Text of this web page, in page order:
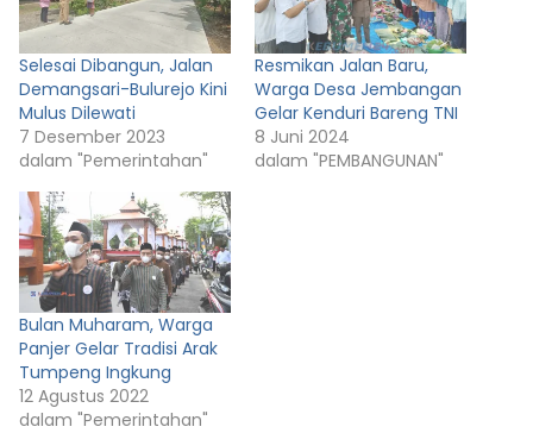
Selesai Dibangun, Jalan
Demangsari-Bulurejo Kini
Mulus Dilewati
7 Desember 2023
dalam "Pemerintahan"
Resmikan Jalan Baru,
Warga Desa Jembangan
Gelar Kenduri Bareng TNI
8 Juni 2024
dalam "PEMBANGUNAN"
Bulan Muharam, Warga
Panjer Gelar Tradisi Arak
Tumpeng Ingkung
12 Agustus 2022
dalam "Pemerintahan"